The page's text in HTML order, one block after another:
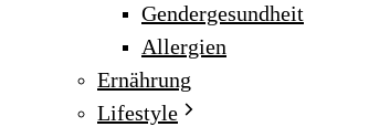
Gendergesundheit
Allergien
Ernährung
Lifestyle